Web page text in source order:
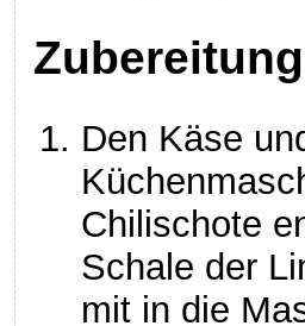
Den Käse
Chilischote
Schale der
mit in die